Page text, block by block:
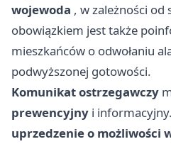
wojewoda , w zależności od
obowiązkiem jest także
mieszkańców o odwołaniu
podwyższonej gotowości.
Komunikat ostrzegawczy
prewencyjny i
uprzedzenie o możliwości